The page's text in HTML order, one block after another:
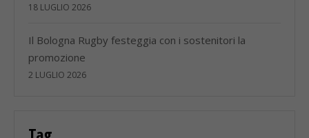
18 LUGLIO 2026
Il Bologna Rugby festeggia con i sostenitori la
promozione
2 LUGLIO 2026